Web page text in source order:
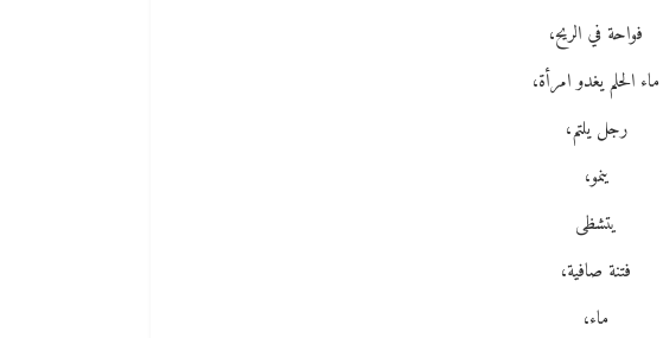
فواحة في الريح،
ماء الحلم يغدو امرأة،
رجل يلتم،
ينمو،
يتشظى
فتنة صافية،
ماء،